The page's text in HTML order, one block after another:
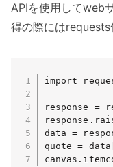
APIを使用してweb
得の際にはrequests
import
response =
data =
quote =